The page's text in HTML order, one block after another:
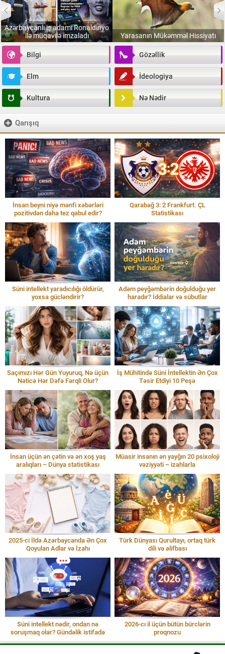
Azərbaycanlı iş adamı Ronaldinyo
ilə müqavilə imzaladı
Yarasanın Mükəmməl Hissiyatı
Bilgi Gözəllik
Elm İdeologiya
Kultura Nə Nədir
Qarışıq
İnsan beyni niyə mənfi xəbərləri
pozitivdən daha tez qəbul edir?
Qarabağ 3: 2 Frankfurt. ÇL
Statistikası
Süni intellekt yaradıcılığı öldürür,
yoxsa gücləndirir?
Adəm peyğəmbərin doğulduğu yer
haradır? İddialar və sübutlar
Saçımızı Hər Gün Yuyuruq, Nə üçün
Nəticə Hər Dəfə Fərqli Olur?
İş Mühitində Süni İntellektin Ən Çox
Təsir Etdiyi 10 Peşə
İnsan üçün ən çətin və ən xoş yaş
aralıqları – Dünya statistikası
Müasir insanın ən yayğın 20 psixoloji
vəziyyəti – izahlarla
2025-ci İldə Azərbaycanda Ən Çox
Qoyulan Adlar və İzahı
Türk Dünyası Qurultayı, ortaq türk
dili və əlifbası
Süni intellekt nədir, ondan nə
soruşmaq olar? Gündəlik istifadə
2026-cı il üçün bütün bürclərin
proqnozu